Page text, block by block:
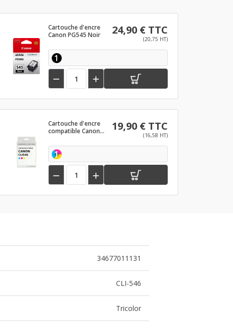
Cartouche d'encre
Canon PG545 Noir
24,90 € TTC
(20,75 HT)
1
 
Cartouche d'encre
compatible Canon
19,90 € TTC
(16,58 HT)
1
 
34677011131
CLI-546
Tricolor